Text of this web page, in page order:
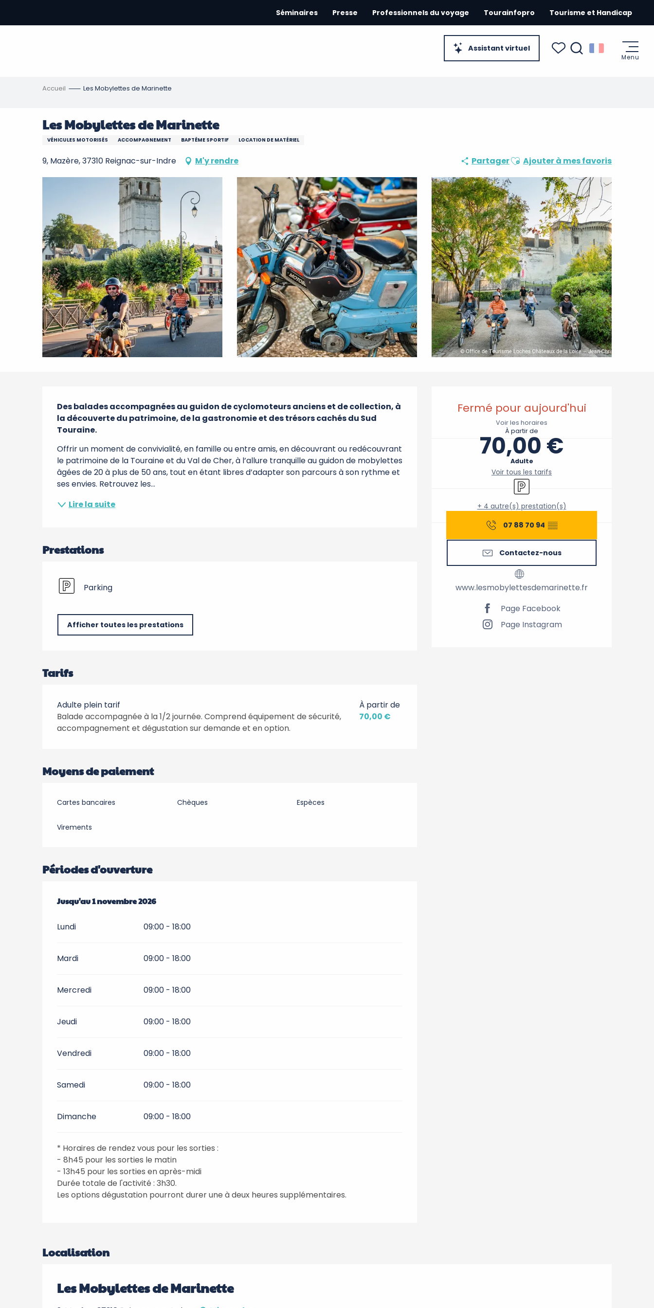
contenu
Assistant virtuel
Séminaires Presse Professionnels du voyage Tourainfopro Tourisme et Handicap
Menu
Accueil Les Mobylettes de Marinette
Les Mobylettes de Marinette
VÉHICULES MOTORISÉS ACCOMPAGNEMENT BAPTÊME SPORTIF LOCATION DE MATÉRIEL
9, Mazère, 37310 Reignac-sur-Indre M'y rendre PartagerAjouter aux favoris
Ajouter à mes favoris
Ouverture et
Fermé pour aujourd'hui
Voir les horaires
À partir de
70,00 €
Adulte
Voir tous les tarifs
Parking
+ 4 autre(s) prestation(s)
07 88 70 94 ▒▒
Contactez-nous
www.lesmobylettesdemarinette.fr
Page Facebook
Page Instagram
Description
Des balades accompagnées au guidon de cyclomoteurs anciens et de collection, à
la découverte du patrimoine, de la gastronomie et des trésors cachés du Sud
Touraine.
Offrir un moment de convivialité, en famille ou entre amis, en découvrant ou redécouvrant
le patrimoine de la Touraine et du Val de Cher, à l’allure tranquille au guidon de mobylettes
âgées de 20 à plus de 50 ans, tout en étant libres d’adapter son parcours à son rythme et
ses envies. Retrouvez les...
Lire la suite
Prestations
Parking
Afficher toutes les prestations
Tarifs
Adulte plein tarif
Balade accompagnée à la 1/2 journée. Comprend équipement de sécurité,
accompagnement et dégustation sur demande et en option.
À partir de
70,00 €
Moyens de paiement
Cartes bancaires Chèques Espèces
Virements
Périodes d'ouverture
Du4 avril 2026au1 novembre 2026
Jusqu'au1 novembre 2026
Lundi 09:00 - 18:00
Mardi 09:00 - 18:00
Mercredi 09:00 - 18:00
Jeudi 09:00 - 18:00
Vendredi 09:00 - 18:00
Samedi 09:00 - 18:00
Dimanche 09:00 - 18:00
* Horaires de rendez vous pour les sorties :
- 8h45 pour les sorties le matin
- 13h45 pour les sorties en après-midi
Durée totale de l'activité : 3h30.
Les options dégustation pourront durer une à deux heures supplémentaires.
Localisation
Les Mobylettes de Marinette